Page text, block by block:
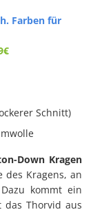
Farben für
Schnitt)
Down Kragen
Kragens, an
kommt ein
Thorvid aus